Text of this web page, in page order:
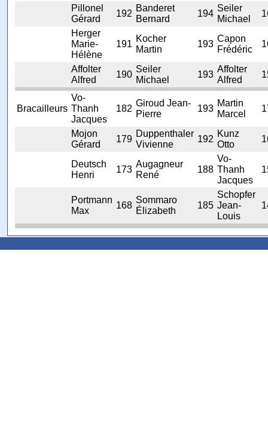
Pillonel
Gérard
192
Banderet
Bernard
194
Seiler
Michael
Herger
Marie-
Hélène
191
Kocher
Martin
193
Capon
Frédéric
Affolter
Alfred
190
Seiler
Michael
193
Affolter
Alfred
Bracailleurs
Vo-
Thanh
Jacques
182
Giroud Jean-
Pierre
193
Martin
Marcel
Mojon
Gérard
179
Duppenthaler
Vivienne
192
Kunz
Otto
Deutsch
Henri
173
Augagneur
René
188
Vo-
Thanh
Jacques
Portmann
Max
168
Sommaro
Élizabeth
185
Schopfer
Jean-
Louis